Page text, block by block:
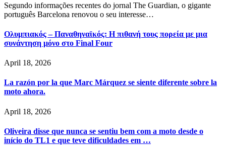
Segundo informações recentes do jornal The Guardian, o gigante
português Barcelona renovou o seu interesse…
Ολυμπιακός – Παναθηναϊκός: Η πιθανή τους πορεία με μια
συνάντηση μόνο στο Final Four
April 18, 2026
La razón por la que Marc Márquez se siente diferente sobre la
moto ahora.
April 18, 2026
Oliveira disse que nunca se sentiu bem com a moto desde o
início do TL1 e que teve dificuldades em …